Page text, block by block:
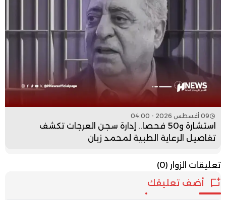
09 أغسطس 2026 - 04:00
استشارة و50 فحصا.. إدارة سجن العرجات تكشف
تفاصيل الرعاية الطبية لمحمد زيان
تعليقات الزوار (0)
أضف تعليقك